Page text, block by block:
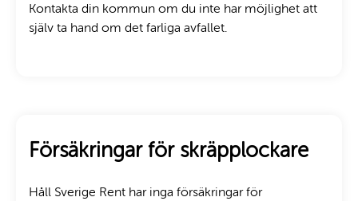
Kontakta din kommun om du inte har möjlighet att
själv ta hand om det farliga avfallet.
Försäkringar för skräpplockare
Håll Sverige Rent har inga försäkringar för